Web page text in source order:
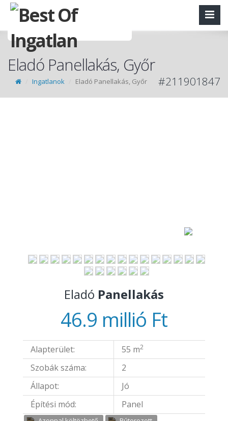
Eladó Panellakás, Győr
Ingatlanok Eladó Panellakás, Győr #211901847
Eladó Panellakás
46.9 millió Ft
Alapterület: 55 m2
Szobák száma:
2
Állapot:
Jó
Építési mód:
Panel